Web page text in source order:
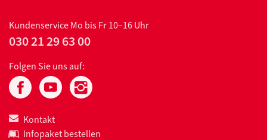
KundenserviceMo bis Fr 10–16 Uhr
030 21 29 63 00
Folgen Sie uns auf:
Kontakt
Infopaket bestellen